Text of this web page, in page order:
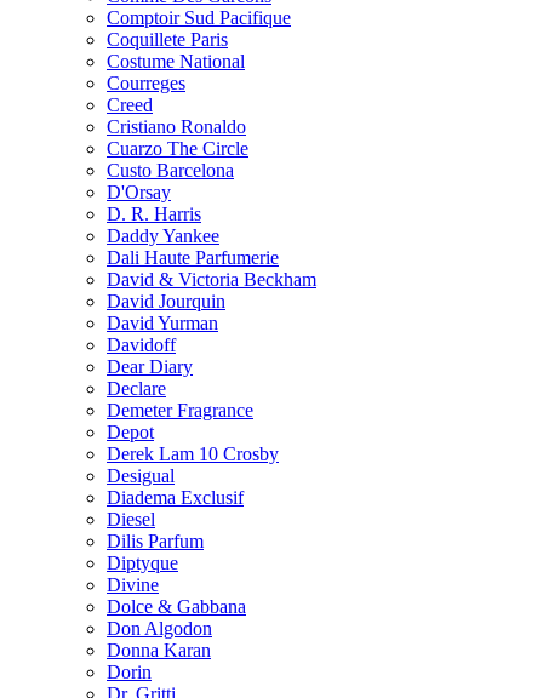
Comptoir Sud Pacifique
Coquillete Paris
Costume National
Courreges
Creed
Cristiano Ronaldo
Cuarzo The Circle
Custo Barcelona
D'Orsay
D. R. Harris
Daddy Yankee
Dali Haute Parfumerie
David & Victoria Beckham
David Jourquin
David Yurman
Davidoff
Dear Diary
Declare
Demeter Fragrance
Depot
Derek Lam 10 Crosby
Desigual
Diadema Exclusif
Diesel
Dilis Parfum
Diptyque
Divine
Dolce & Gabbana
Don Algodon
Donna Karan
Dorin